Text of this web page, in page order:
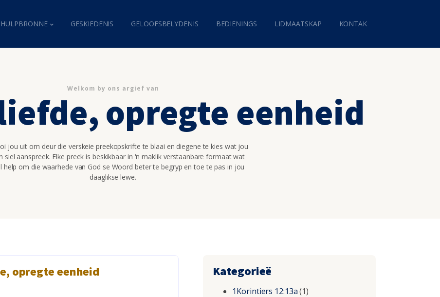
HULPBRONNE GESKIEDENIS GELOOFSBELYDENIS BEDIENINGS LIDMAATSKAP KONTAK
Welkom by ons argief van
opregte eenheid
jou uit om deur die verskeie preekopskrifte te blaai en diegene te kies wat jou
siel aanspreek. Elke preek is beskikbaar in 'n maklik verstaanbare formaat wat
help om die waarhede van God se Woord beter te begryp en toe te pas in jou
daaglikse lewe.
opregte eenheid Kategorieë
1Korintiers 12:13a(1)